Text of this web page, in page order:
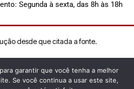
Segunda à sexta, das 8h às 18h
desde que citada a fonte.
garantir que você tenha a melhor
Se você continua a usar este site,